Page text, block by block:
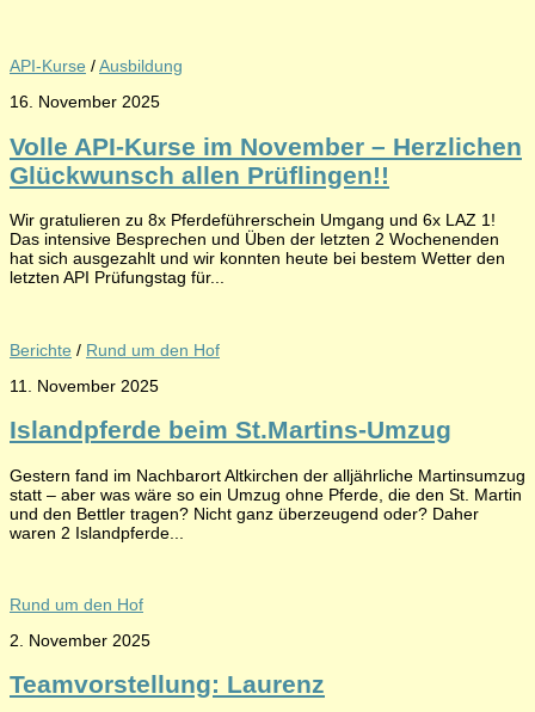
API-Kurse /Ausbildung
16. November 2025
Volle API-Kurse im November – Herzlichen
Glückwunsch allen Prüflingen!!
Wir gratulieren zu 8x Pferdeführerschein Umgang und 6x LAZ 1!
Das intensive Besprechen und Üben der letzten 2 Wochenenden
hat sich ausgezahlt und wir konnten heute bei bestem Wetter den
letzten API Prüfungstag für...
Berichte / Rund um den Hof
11. November 2025
Islandpferde beim St.Martins-Umzug
Gestern fand im Nachbarort Altkirchen der alljährliche Martinsumzug
statt – aber was wäre so ein Umzug ohne Pferde, die den St. Martin
und den Bettler tragen? Nicht ganz überzeugend oder? Daher
waren 2 Islandpferde...
Rund um den Hof
2. November 2025
Teamvorstellung: Laurenz